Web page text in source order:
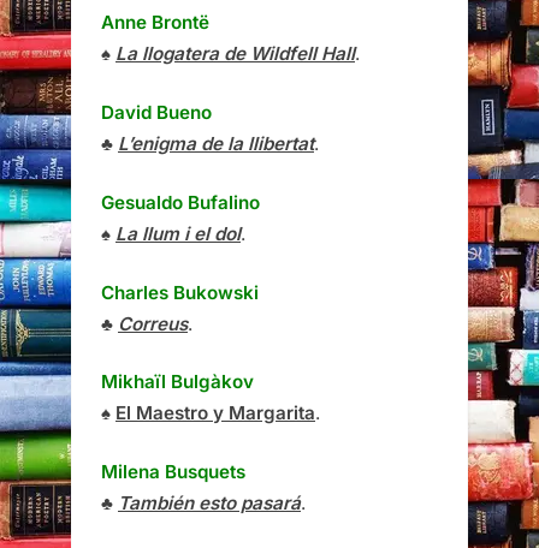
Anne Brontë
♠ La llogatera de Wildfell Hall.
David Bueno
♣ L’enigma de la llibertat.
Gesualdo Bufalino
♠ La llum i el dol.
Charles Bukowski
♣ Correus.
Mikhaïl Bulgàkov
♠ El Maestro y Margarita.
Milena Busquets
♣ También esto pasará.